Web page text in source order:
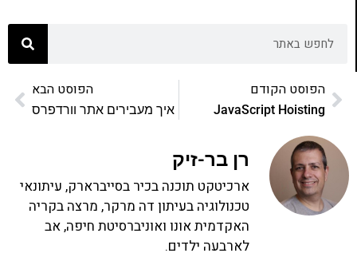
הפוסט הקודם
JavaScript Hoisting
הפוסט הבא
איך מעבירים אתר וורדפרס
רן בר-זיק
ארכיטקט תוכנה בכיר בסייברארק, עיתונאי
טכנולוגיה בעיתון דה מרקר, מרצה בקריה
האקדמית אונו ואוניברסיטת חיפה, אב
לארבעה ילדים.